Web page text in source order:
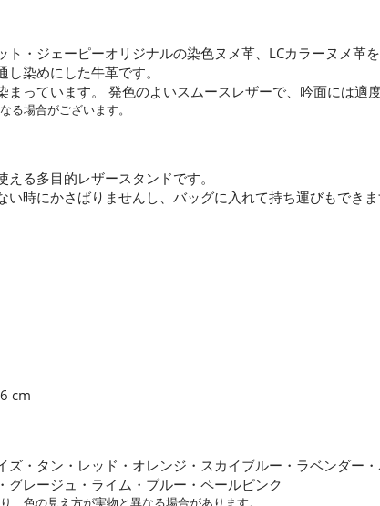
・ジェーピーオリジナルの染色ヌメ革、LCカラーヌメ革を
染めにした牛革です。
っています。 発色のよいスムースレザーで、吟面には適
場合がございます。
る多目的レザースタンドです。
時にかさばりませんし、バッグに入れて持ち運びもできま
cm
ズ・タン・レッド・オレンジ・スカイブルー・ラベンダー
レージュ・ライム・ブルー・ペールピンク
色の見え方が実物と異なる場合があります。